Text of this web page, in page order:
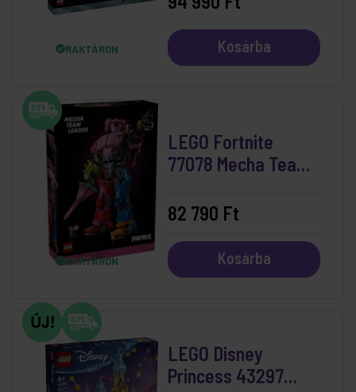
RAKTÁRON Kosárba
RAKTÁRON
LEGO Fortnite
77078 Mecha Team
82 790 Ft
Kosárba
LEGO Disney
Princess 43297